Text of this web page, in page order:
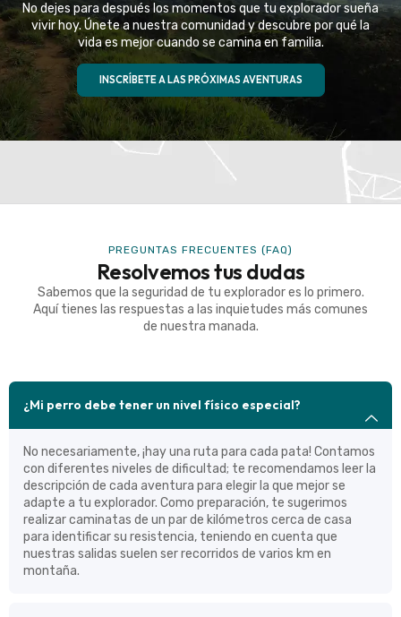
experiencia fuera de serie
VER MÁS
No dejes para después los momentos que tu explorador sueña
vivir hoy. Únete a nuestra comunidad y descubre por qué la
vida es mejor cuando se camina en familia.
INSCRÍBETE A LAS PRÓXIMAS AVENTURAS
PREGUNTAS FRECUENTES (FAQ)
Resolvemos tus dudas
Sabemos que la seguridad de tu explorador es lo primero.
Aquí tienes las respuestas a las inquietudes más comunes
de nuestra manada.
¿Mi perro debe tener un nivel físico especial?
No necesariamente, ¡hay una ruta para cada pata! Contamos
con diferentes niveles de dificultad; te recomendamos leer la
descripción de cada aventura para elegir la que mejor se
adapte a tu explorador. Como preparación, te sugerimos
realizar caminatas de un par de kilómetros cerca de casa
para identificar su resistencia, teniendo en cuenta que
nuestras salidas suelen ser recorridos de varios km en
montaña.